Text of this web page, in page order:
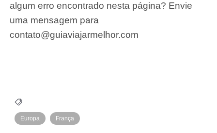
algum erro encontrado nesta página? Envie
uma mensagem para
contato@guiaviajarmelhor.com
Europa França